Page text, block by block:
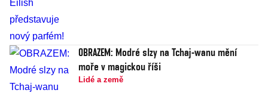
OBRAZEM: Modré slzy na Tchaj-wanu mění
moře v magickou říši
Lidé a země